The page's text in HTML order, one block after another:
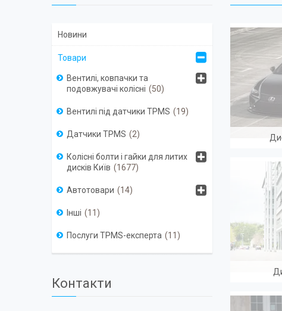
Новини
Товари
Вентилі, ковпачки та
подовжувачі колісні
50
Вентилі під датчики TPMS 19
Датчики TPMS 2
Колісні болти і гайки для литих
дисків Київ
1677
Автотовари 14
Інші 11
Послуги TPMS-експерта 11
Контакти